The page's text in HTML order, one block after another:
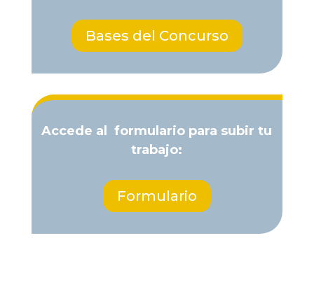
Bases del Concurso
Accede al formulario para subir tu
trabajo:
Formulario